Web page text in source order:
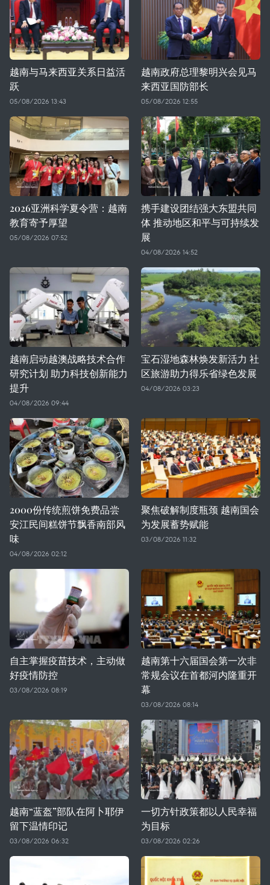
越南与马来西亚关系日益活
跃
05/08/2026 13:43
越南政府总理黎明兴会见马
来西亚国防部长
05/08/2026 12:55
2026亚洲科学夏令营：越南
教育寄予厚望
05/08/2026 07:52
携手建设团结强大东盟共同
体 推动地区和平与可持续发
展
04/08/2026 14:52
越南启动越澳战略技术合作
研究计划 助力科技创新能力
提升
04/08/2026 09:44
宝石湿地森林焕发新活力 社
区旅游助力得乐省绿色发展
04/08/2026 03:23
2000份传统煎饼免费品尝
安江民间糕饼节飘香南部风
味
04/08/2026 02:12
聚焦破解制度瓶颈 越南国会
为发展蓄势赋能
03/08/2026 11:32
自主掌握疫苗技术，主动做
好疫情防控
03/08/2026 08:19
越南第十六届国会第一次非
常规会议在首都河内隆重开
幕
03/08/2026 08:14
越南“蓝盔”部队在阿卜耶伊
留下温情印记
03/08/2026 06:32
一切方针政策都以人民幸福
为目标
03/08/2026 02:26